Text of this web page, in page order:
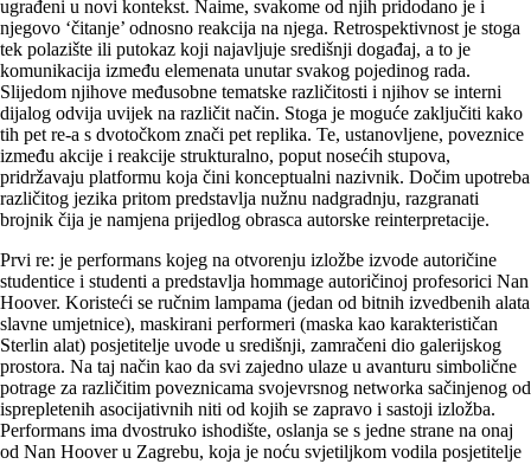
ugrađeni u novi kontekst. Naime, svakome od njih pridodano je i
njegovo ‘čitanje’ odnosno reakcija na njega. Retrospektivnost je stoga
tek polazište ili putokaz koji najavljuje središnji događaj, a to je
komunikacija između elemenata unutar svakog pojedinog rada.
Slijedom njihove međusobne te­matske različitosti i njihov se interni
dijalog odvija uvijek na različit način. Stoga je moguće zaključiti kako
tih pet re-a s dvotočkom znači pet replika. Te, ustanovljene, poveznice
između akcije i reakcije strukturalno, poput nosećih stupova,
pridržavaju platformu koja čini konceptualni nazivnik. Dočim upotreba
različitog jezika pritom predstavlja nužnu nadgradnju, razgranati
brojnik čija je namjena prijedlog obrasca autorske reinterpretacije.
Prvi re: je performans kojeg na otvorenju izložbe izvode autoričine
studentice i studenti a predstavlja hommage autoričinoj profesorici Nan
Hoover. Koristeći se ručnim lampama (jedan od bitnih izvedbenih alata
slavne umjetnice), maskirani performeri (maska kao karakterističan
Sterlin alat) posjetitelje uvode u središnji, zamračeni dio galerijskog
prostora. Na taj način kao da svi zajedno ulaze u avanturu simbolične
potrage za različitim poveznicama svojevrsnog networka sačinjenog od
isprepletenih asocijativnih niti od kojih se zapravo i sastoji izložba.
Performans ima dvostruko ishodište, oslanja se s jedne strane na onaj
od Nan Hoover u Zagrebu, koja je noću svjetiljkom vodila posjetitelje